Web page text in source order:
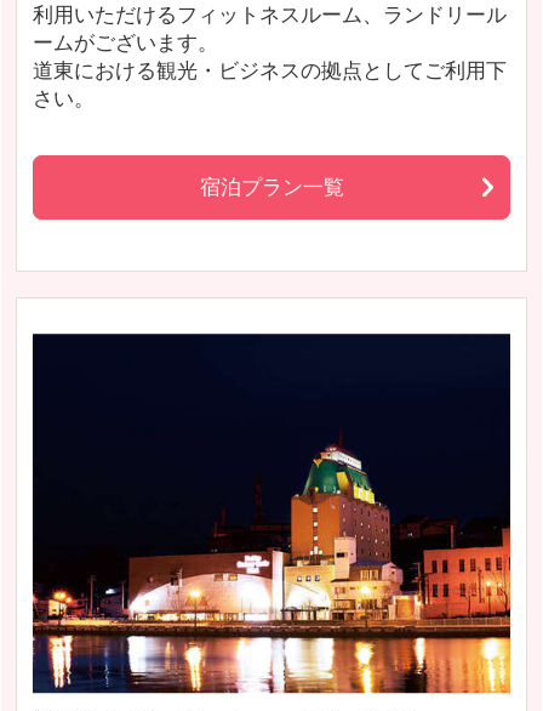
利用いただけるフィットネスルーム、ランドリール
ームがございます。
道東における観光・ビジネスの拠点としてご利用下
さい。
宿泊プラン一覧